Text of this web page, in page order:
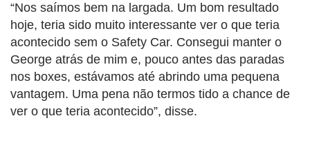
“Nos saímos bem na largada. Um bom resultado
hoje, teria sido muito interessante ver o que teria
acontecido sem o Safety Car. Consegui manter o
George atrás de mim e, pouco antes das paradas
nos boxes, estávamos até abrindo uma pequena
vantagem. Uma pena não termos tido a chance de
ver o que teria acontecido”, disse.